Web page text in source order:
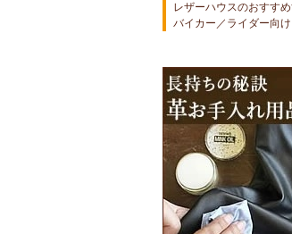
レザーハウスのおすす
バイカー／ライダー向